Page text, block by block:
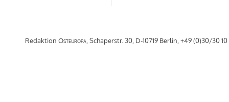
Redaktion Osteuropa, Schaperstr. 30, D-10719 Berlin, +49 (0)30/30